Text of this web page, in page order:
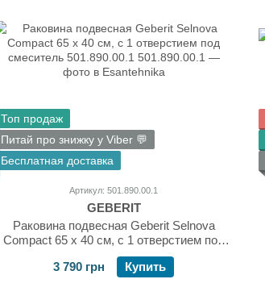
Топ продаж
Питай про знижку у Viber 💬
Бесплатная доставка
Артикул: 501.890.00.1
GEBERIT
Раковина подвесная Geberit Selnova
Compact 65 х 40 см, с 1 отверстием под
смеситель 501.890.00.1
3 790 грн
Купить